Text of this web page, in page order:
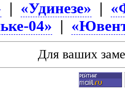
| «Удинезе» |
04» |
Для ваших